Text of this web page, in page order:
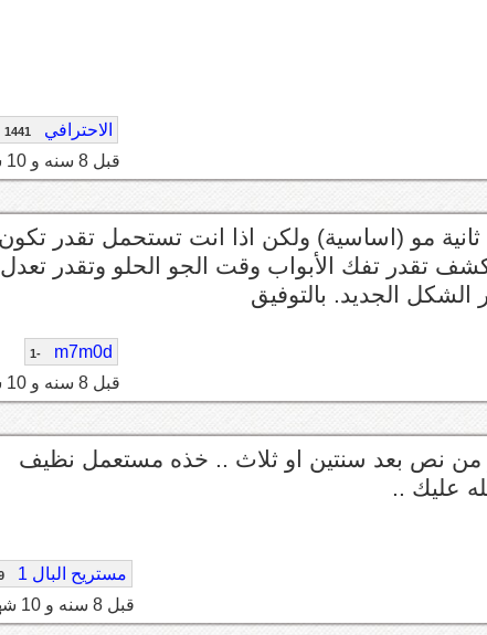
الاحترافي 1441
قبل 8 سنه و 10 شهر
مو (اساسية) ولكن اذا انت تستحمل تقدر
كشف تقدر تفك الأبواب وقت الجو الحلو وتقدر تعدل
الشكل الجديد. بالتوفيق
m7m0d
-1
قبل 8 سنه و 10 شهر
من نص بعد سنتين او ثلاث .. خذه مستعمل نظيف
عليك ..
مستريح البال 1
قبل 8 سنه و 10 شهر